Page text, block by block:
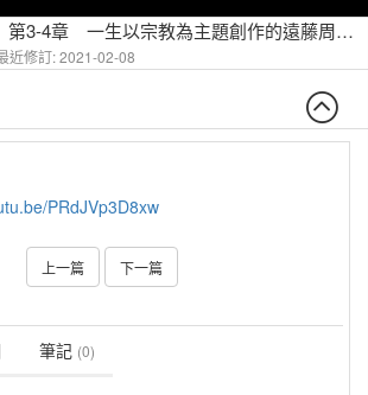
巡禮日本－于乃明 第3-4章 一生以宗教為主題創作的遠藤周作-1
近修訂: 2021-02-08
PRdJVp3D8xw
上一篇 下一篇
筆記 (0)